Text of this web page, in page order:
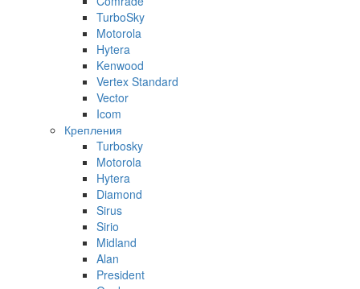
TurboSky
Motorola
Hytera
Kenwood
Vertex Standard
Vector
Icom
Крепления
Turbosky
Motorola
Hytera
Diamond
Sirus
Sirio
Midland
Alan
President